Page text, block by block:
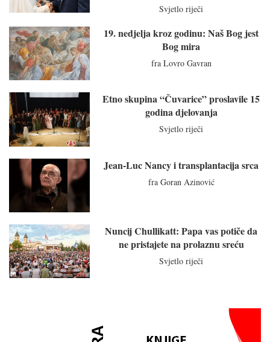
Svjetlo riječi
19. nedjelja kroz godinu: Naš Bog jest
Bog mira
fra Lovro Gavran
Etno skupina “Čuvarice” proslavile 15
godina djelovanja
Svjetlo riječi
Jean-Luc Nancy i transplantacija srca
fra Goran Azinović
Nuncij Chullikatt: Papa vas potiče da
ne pristajete na prolaznu sreću
Svjetlo riječi